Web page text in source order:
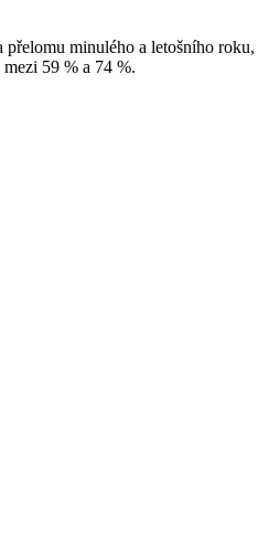
přelomu minulého a letošního roku,
59 % a 74 %.